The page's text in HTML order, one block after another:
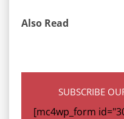
Also Read
SUBSCRIBE
[mc4wp_form